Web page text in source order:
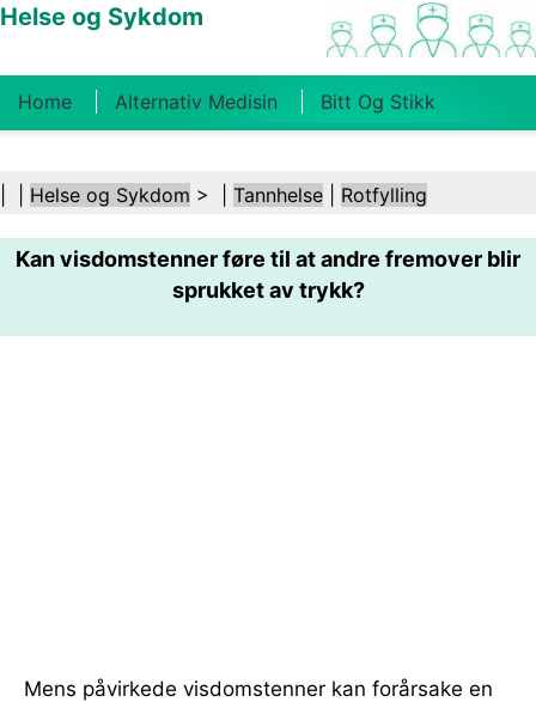
Helse og Sykdom
Home Alternativ Medisin Bitt Og Stikk
Kosthold Og Ernæring Familiehelse
Helsebransjen Psykisk Helse Folkehelse Og
Helse og Sykdom > | Tannhelse Rotfylling
Kan visdomstenner føre til at andre fremover blir
sprukket av trykk?
Mens påvirkede visdomstenner kan forårsake en